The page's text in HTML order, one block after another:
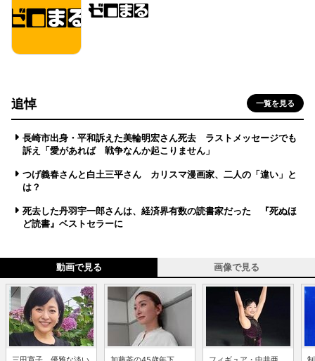
追悼 一覧を見る
長崎市出身・平和訴えた美輪明宏さん死去 ラストメッセージでも
訴え「愛があれば 戦争なんか起こりません」
つげ義春さんと白土三平さん カリスマ漫画家、二人の「違い」と
は？
死去した丹羽宇一郎さんは、経済界有数の読書家だった 『死ぬほ
ど読書』ベストセラーに
動画で見る 画像で見る